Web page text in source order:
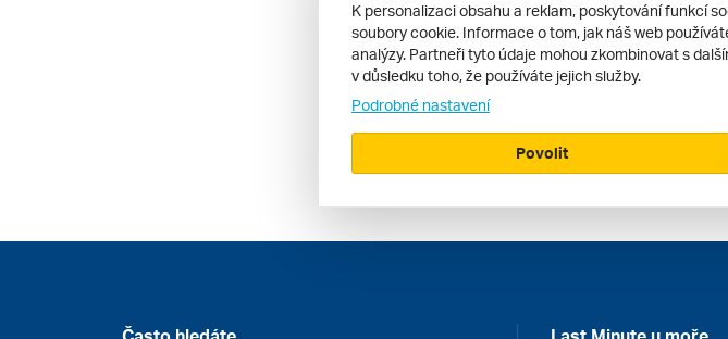
K personalizaci obsahu a reklam, poskytování funkcí
soubory cookie. Informace o tom, jak náš web
analýzy. Partneři tyto údaje mohou zkombinovat s
v důsledku toho, že používáte jejich služby.
Podrobné nastavení
Povolit